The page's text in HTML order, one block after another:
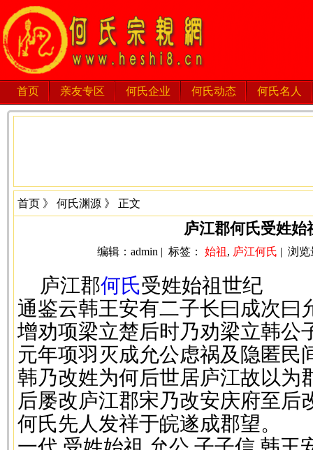
首页 亲友专区 何氏企业 何氏动态 何氏名人
首页 》 何氏渊源 》 正文
庐江郡何氏受姓始
编辑：admin | 标签： 始祖 , 庐江何氏 | 浏览
庐江郡何氏受姓始祖世纪
通鉴云韩王安有二子长曰成次曰
增劝项梁立楚后时乃劝梁立韩公
元年项羽灭成允公虑祸及隐匿民
韩乃改姓为何后世居庐江故以为
后屡改庐江郡宋乃改安庆府至后
何氏先人发祥于皖遂成郡望。